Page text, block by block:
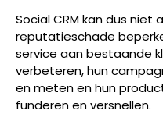
Social CRM kan dus niet
reputatieschade
service aan bestaande
verbeteren, hun
en meten en hun
funderen en versnellen.